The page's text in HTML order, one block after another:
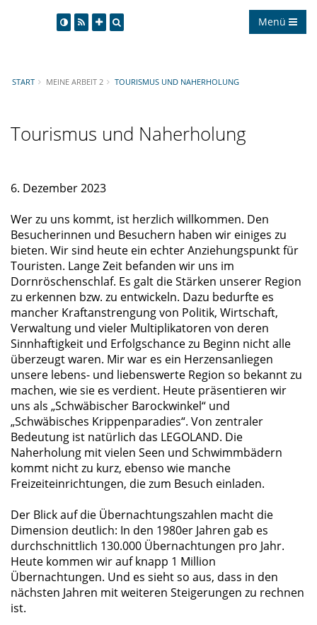
Menü
START MEINE ARBEIT 2 TOURISMUS UND NAHERHOLUNG
Tourismus und Naherholung
6. Dezember 2023
Wer zu uns kommt, ist herzlich willkommen. Den
Besucherinnen und Besuchern haben wir einiges zu
bieten. Wir sind heute ein echter Anziehungspunkt für
Touristen. Lange Zeit befanden wir uns im
Dornröschenschlaf. Es galt die Stärken unserer Region
zu erkennen bzw. zu entwickeln. Dazu bedurfte es
mancher Kraftanstrengung von Politik, Wirtschaft,
Verwaltung und vieler Multiplikatoren von deren
Sinnhaftigkeit und Erfolgschance zu Beginn nicht alle
überzeugt waren. Mir war es ein Herzensanliegen
unsere lebens- und liebenswerte Region so bekannt zu
machen, wie sie es verdient. Heute präsentieren wir
uns als „Schwäbischer Barockwinkel“ und
Schwäbisches Krippenparadies“. Von zentraler
Bedeutung ist natürlich das LEGOLAND. Die
Naherholung mit vielen Seen und Schwimmbädern
kommt nicht zu kurz, ebenso wie manche
Freizeiteinrichtungen, die zum Besuch einladen.
Der Blick auf die Übernachtungszahlen macht die
Dimension deutlich: In den 1980er Jahren gab es
durchschnittlich 130.000 Übernachtungen pro Jahr.
Heute kommen wir auf knapp 1 Million
Übernachtungen. Und es sieht so aus, dass in den
nächsten Jahren mit weiteren Steigerungen zu rechnen
ist.